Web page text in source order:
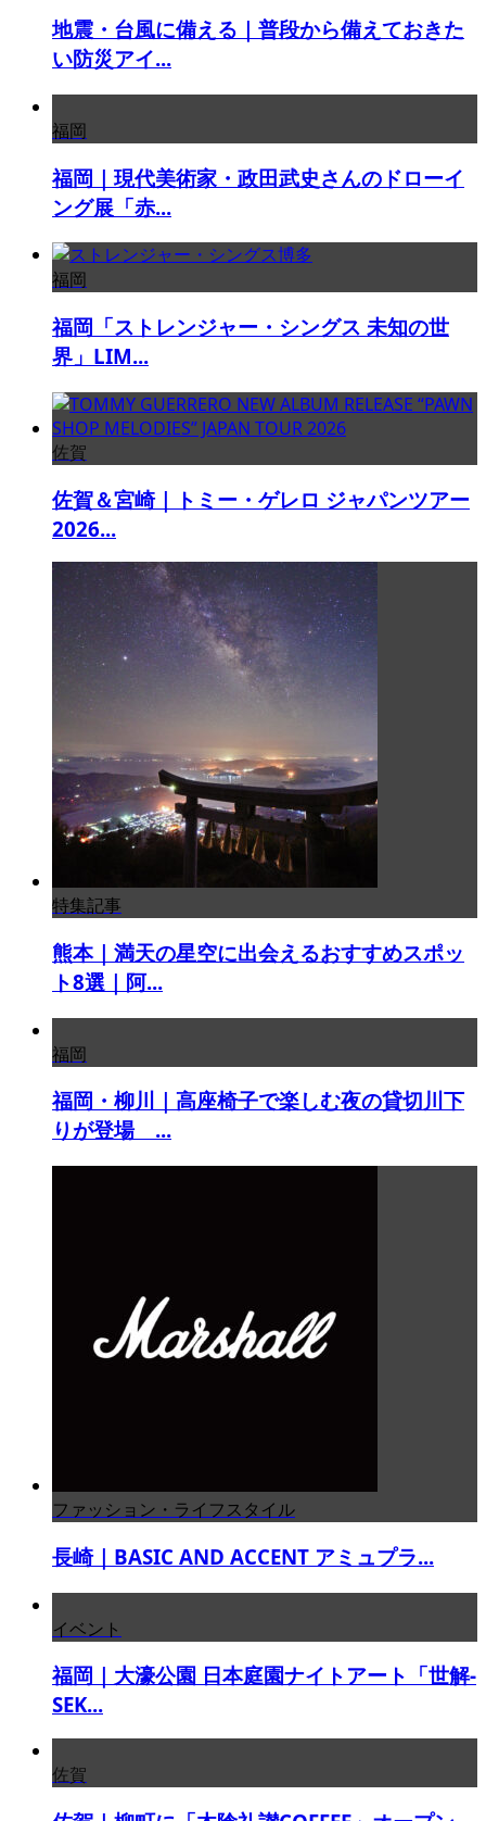
地震・台風に備える｜普段から備えておきた
い防災アイ...
福岡
福岡｜現代美術家・政田武史さんのドローイ
ング展「赤...
福岡
福岡「ストレンジャー・シングス 未知の世
界」LIM...
佐賀
佐賀＆宮崎｜トミー・ゲレロ ジャパンツアー
2026...
特集記事
熊本｜満天の星空に出会えるおすすめスポッ
ト8選｜阿...
福岡
福岡・柳川｜高座椅子で楽しむ夜の貸切川下
りが登場 ...
ファッション・ライフスタイル
長崎｜BASIC AND ACCENT アミュプラ...
イベント
福岡｜大濠公園 日本庭園ナイトアート「世解-
SEK...
佐賀